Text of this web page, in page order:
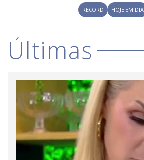
i
d
e
o
RECORD HOJE EM DIA
Últimas